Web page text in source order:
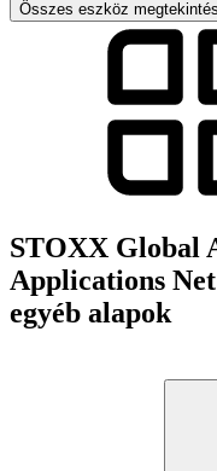
Összes eszköz
STOXX Global
Applications
egyéb alapok